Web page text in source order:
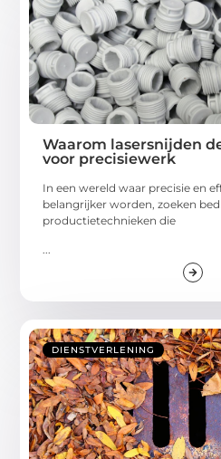
Waarom lasersnijden
voor precisiewerk
In een wereld waar precisie en
belangrijker worden, zoeken
productietechnieken die
...
DIENSTVERLENING